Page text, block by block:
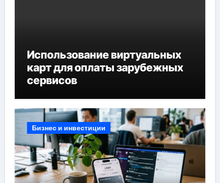
Использование виртуальных
карт для оплаты зарубежных
сервисов
Бизнес и инвестиции